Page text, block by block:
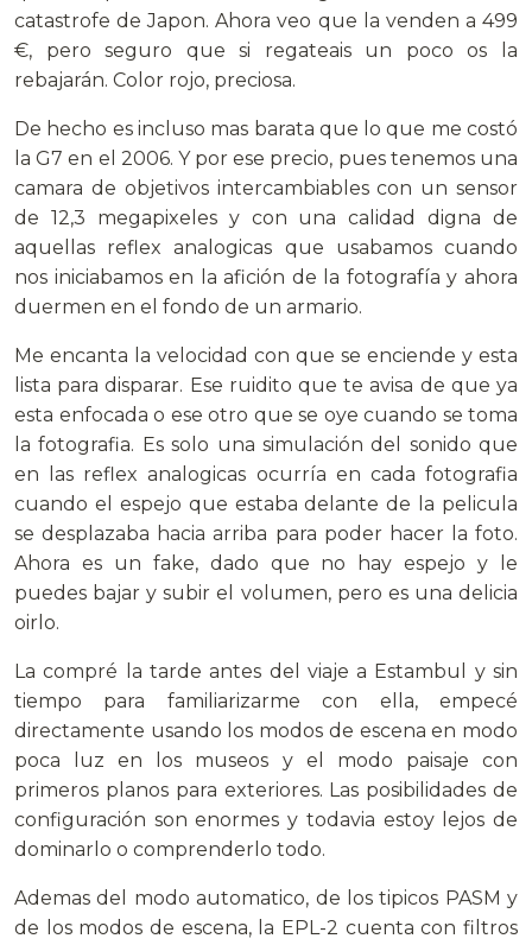
catastrofe de Japon. Ahora veo que la venden a 499
€, pero seguro que si regateais un poco os la
rebajarán. Color rojo, preciosa.
De hecho es incluso mas barata que lo que me costó
la G7 en el 2006. Y por ese precio, pues tenemos una
camara de objetivos intercambiables con un sensor
de 12,3 megapixeles y con una calidad digna de
aquellas reflex analogicas que usabamos cuando
nos iniciabamos en la afición de la fotografía y ahora
duermen en el fondo de un armario.
Me encanta la velocidad con que se enciende y esta
lista para disparar. Ese ruidito que te avisa de que ya
esta enfocada o ese otro que se oye cuando se toma
la fotografia. Es solo una simulación del sonido que
en las reflex analogicas ocurría en cada fotografia
cuando el espejo que estaba delante de la pelicula
se desplazaba hacia arriba para poder hacer la foto.
Ahora es un fake, dado que no hay espejo y le
puedes bajar y subir el volumen, pero es una delicia
oirlo.
La compré la tarde antes del viaje a Estambul y sin
tiempo para familiarizarme con ella, empecé
directamente usando los modos de escena en modo
poca luz en los museos y el modo paisaje con
primeros planos para exteriores. Las posibilidades de
configuración son enormes y todavia estoy lejos de
dominarlo o comprenderlo todo.
Ademas del modo automatico, de los tipicos PASM y
de los modos de escena, la EPL-2 cuenta con filtros